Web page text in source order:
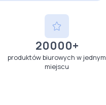
20000+
produktów biurowych w jednym
miejscu